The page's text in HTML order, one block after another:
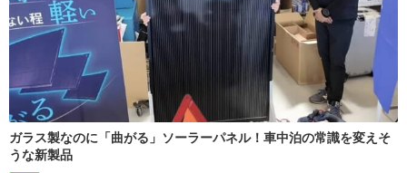
ガラス製なのに「曲がる」ソーラーパネル！車中泊の常識を変えそ
うな新製品